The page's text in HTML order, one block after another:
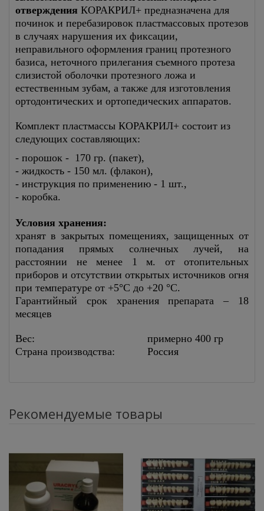
отверждения КОРАКРИЛ+ предназначена для
починок и перебазировок пластмассовых протезов
в случаях нарушения их фиксации,
неправильного оформления границ протезного
базиса, неточного прилегания съемного протеза
слизистой оболочки протезного ложа и
естественным зубам, а также для изготовления
ортодонтических и ортопедических аппаратов.
Комплект пластмассы КОРАКРИЛ+ состоит из
следующих составляющих:
- порошок - 170 гр. (пакет),
- жидкость - 150 мл. (флакон),
- инструкция по применению - 1 шт.,
- коробка.
Условия хранения:
хранят в закрытых помещениях, защищенных от
попадания прямых солнечных лучей, на
расстоянии не менее 1 м. от отопительных
приборов и отсутствии открытых источников огня
при температуре от +5°С до +20 °С.
Гарантийный срок хранения препарата – 18
месяцев
Вес:
примерно 400 гр
Страна производства:
Россия
Рекомендуемые товары